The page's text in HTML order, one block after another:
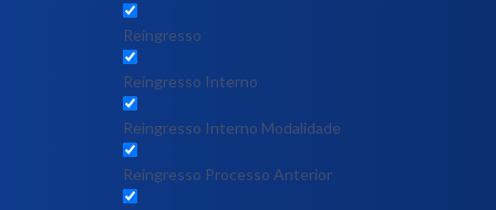
Reingresso
Reingresso Interno
Reingresso Interno Modalidade
Reingresso Processo Anterior